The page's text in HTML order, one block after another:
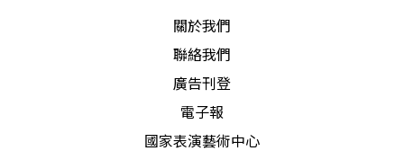
關於我們
聯絡我們
廣告刊登
電子報
國家表演藝術中心